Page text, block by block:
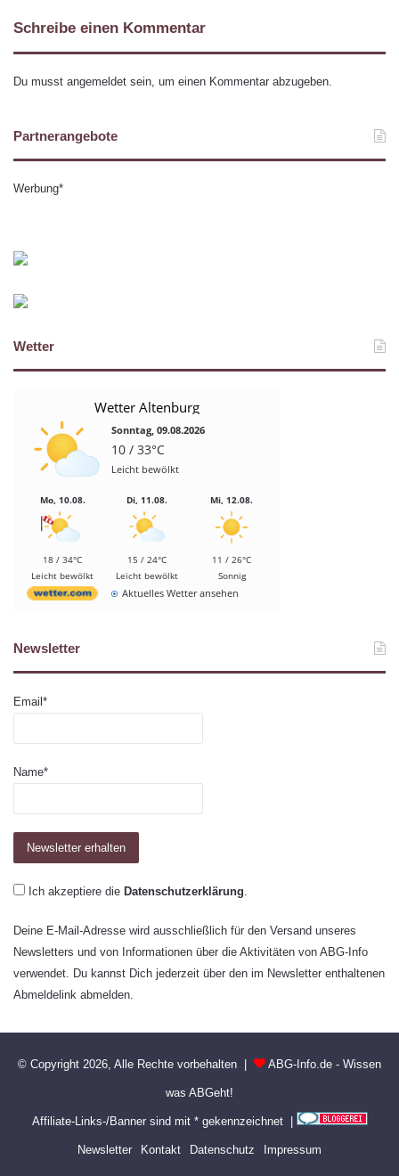
Schreibe einen Kommentar
Du musst angemeldet sein, um einen Kommentar abzugeben.
Partnerangebote
Werbung*
Wetter
Wetter Altenburg
Sonntag, 09.08.2026
10 / 33°C
Leicht bewölkt
Mo, 10.08.
18 / 34°C
Leicht bewölkt
Di, 11.08.
15 / 24°C
Leicht bewölkt
Mi, 12.08.
11 / 26°C
Sonnig
Aktuelles Wetter ansehen
Newsletter
Email*
Name*
Ich akzeptiere die Datenschutzerklärung.
Deine E-Mail-Adresse wird ausschließlich für den Versand unseres
Newsletters und von Informationen über die Aktivitäten von ABG-Info
verwendet. Du kannst Dich jederzeit über den im Newsletter enthaltenen
Abmeldelink abmelden.
© Copyright 2026, Alle Rechte vorbehalten | ABG-Info.de - Wissen
was ABGeht!
Affiliate-Links-/Banner sind mit * gekennzeichnet |
Newsletter Kontakt Datenschutz Impressum